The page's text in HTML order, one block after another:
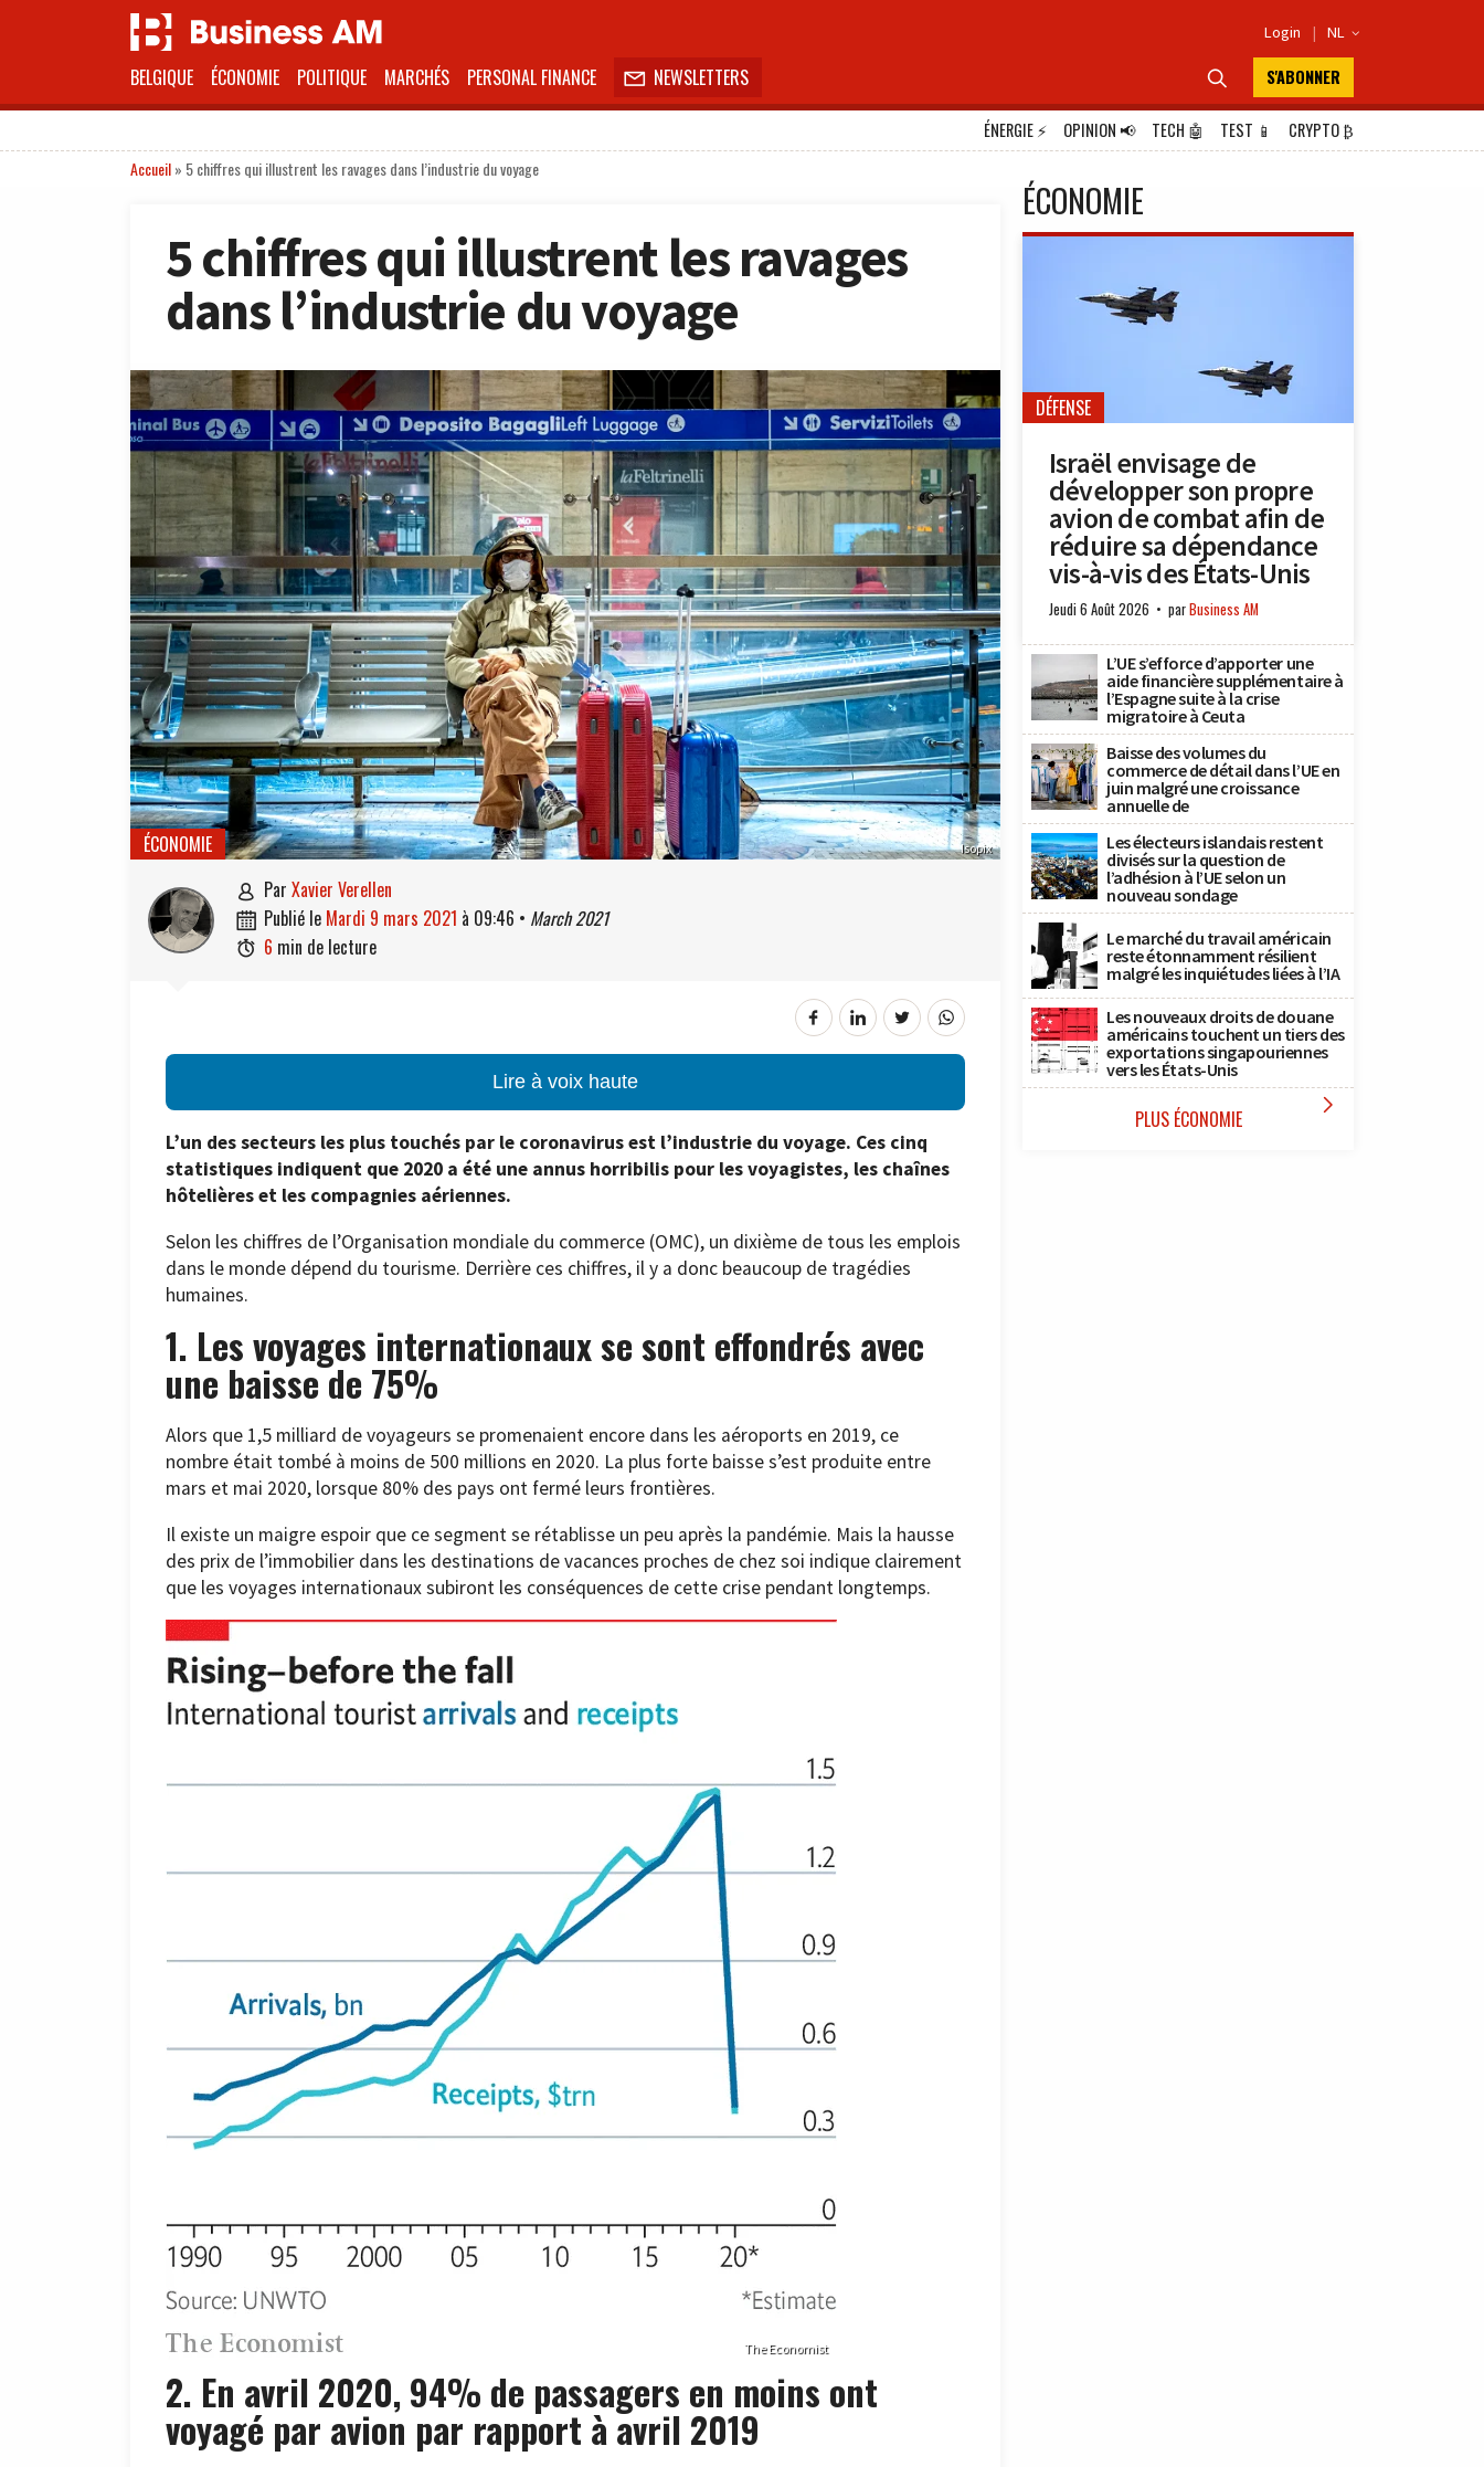
Login | NL 
BELGIQUE ÉCONOMIE POLITIQUE MARCHÉS PERSONAL FINANCE  NEWSLETTERS  S'ABONNER
ÉNERGIE⚡ OPINION📢 TECH 🤖 TEST 📱 CRYPTO₿
Accueil» 5 chiffres qui illustrent les ravages dans l’industrie du voyage
5 chiffres qui illustrent les ravages
dans l’industrie du voyage
Isopix
ÉCONOMIE
 par Xavier Verellen
 publié le mardi 9 mars 2021 à 09:46 • March 2021
 6 min de lecture
Lire à voix haute
L’un des secteurs les plus touchés par le coronavirus est l’industrie du voyage. Ces cinq
statistiques indiquent que 2020 a été une annus horribilis pour les voyagistes, les chaînes
hôtelières et les compagnies aériennes.
Selon les chiffres de l’Organisation mondiale du commerce (OMC), un dixième de tous les emplois
dans le monde dépend du tourisme. Derrière ces chiffres, il y a donc beaucoup de tragédies
humaines.
1. Les voyages internationaux se sont effondrés avec
une baisse de 75%
Alors que 1,5 milliard de voyageurs se promenaient encore dans les aéroports en 2019, ce
nombre était tombé à moins de 500 millions en 2020. La plus forte baisse s’est produite entre
mars et mai 2020, lorsque 80% des pays ont fermé leurs frontières.
Il existe un maigre espoir que ce segment se rétablisse un peu après la pandémie. Mais la hausse
des prix de l’immobilier dans les destinations de vacances proches de chez soi indique clairement
que les voyages internationaux subiront les conséquences de cette crise pendant longtemps.
The Economist
2. En avril 2020, 94% de passagers en moins ont
voyagé par avion par rapport à avril 2019
ÉCONOMIE
DÉFENSE
Israël envisage de
développer son propre
avion de combat afin de
réduire sa dépendance
vis-à-vis des États-Unis
Jeudi 6 Août 2026 parBusiness AM
L’UE s’efforce d’apporter une
aide financière supplémentaire à
l’Espagne suite à la crise
migratoire à Ceuta
Baisse des volumes du
commerce de détail dans l’UE en
juin malgré une croissance
annuelle de
Les électeurs islandais restent
divisés sur la question de
l’adhésion à l’UE selon un
nouveau sondage
Le marché du travail américain
reste étonnamment résilient
malgré les inquiétudes liées à l’IA
Les nouveaux droits de douane
américains touchent un tiers des
exportations singapouriennes
vers les États-Unis
PLUS ÉCONOMIE 